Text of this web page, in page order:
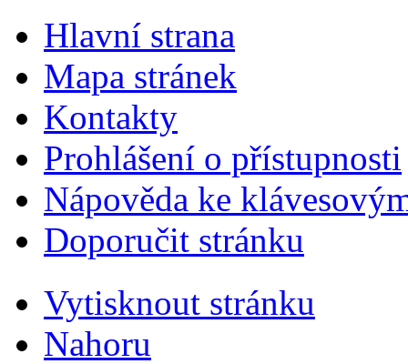
Hlavní strana
Mapa stránek
Kontakty
Prohlášení o přístupnosti
Nápověda ke
Doporučit stránku
Vytisknout stránku
Nahoru